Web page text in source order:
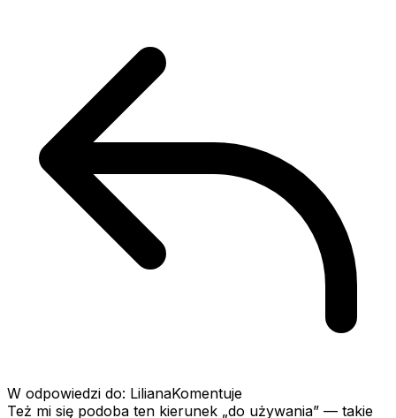
W odpowiedzi do: LilianaKomentuje
Też mi się podoba ten kierunek „do używania” — takie